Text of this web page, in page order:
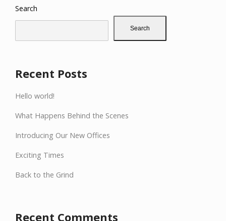
Search
Search
Recent Posts
Hello world!
What Happens Behind the Scenes
Introducing Our New Offices
Exciting Times
Back to the Grind
Recent Comments